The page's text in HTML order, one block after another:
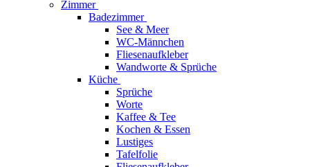
Zimmer
Badezimmer
See & Meer
WC-Männchen
Fliesenaufkleber
Wandworte & Sprüche
Küche
Sprüche
Worte
Kaffee & Tee
Kochen & Essen
Lustiges
Tafelfolie